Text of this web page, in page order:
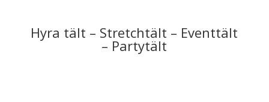
Hyra tält – Stretchtält – Eventtält
– Partytält